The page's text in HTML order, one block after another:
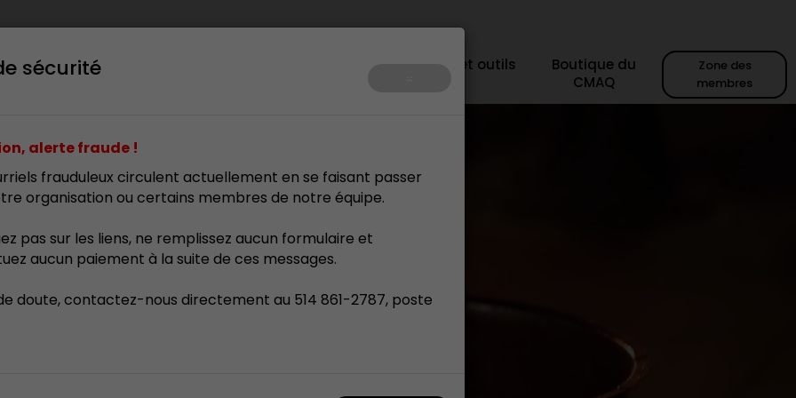
sécurité
alerte fraude !
frauduleux circulent actuellement en se faisant passer
organisation ou certains membres de notre équipe.
pas sur les liens, ne remplissez aucun formulaire et
aucun paiement à la suite de ces messages.
doute, contactez-nous directement au 514 861-2787, poste
Prix d’excellence Ressources et outils
Boutique du
CMAQ
Zone des
membres